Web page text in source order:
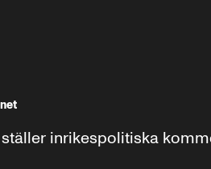
ställer inrikespolitiska